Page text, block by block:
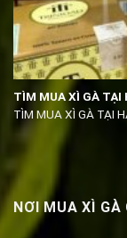
TÌM MUA XÌ GÀ TẠI
TÌM MUA XÌ GÀ TẠI
NƠI MUA XÌ GÀ